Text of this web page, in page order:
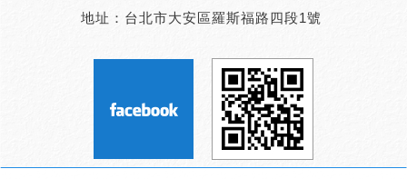
地址：台北市大安區羅斯福路四段1號